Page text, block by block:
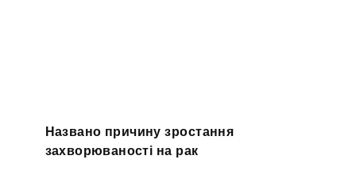
Названо причину зростання
захворюваності на рак